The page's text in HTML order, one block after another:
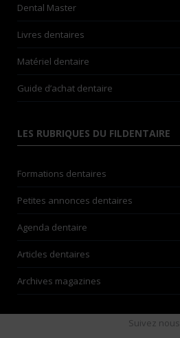
Dental Master
Livres dentaires
Matériel dentaire
Guide d’achat dentaire
LES RUBRIQUES DU FILDENTAIRE
Formations dentaires
Petites annonces dentaires
Agenda dentaire
Articles dentaires
Archives magazines
Suivez nous